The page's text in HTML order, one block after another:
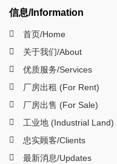
信息/Information
首页/Home
关于我们/About
优质服务/Services
厂房出租 (For Rent)
厂房出售 (For Sale)
工业地 (Industrial Land)
忠实顾客/Clients
最新消息/Updates